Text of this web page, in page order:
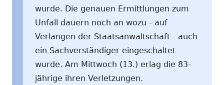
wurde. Die genauen Ermittlungen zum
Unfall dauern noch an wozu - auf
Verlangen der Staatsanwaltschaft - auch
ein Sachverständiger eingeschaltet
wurde. Am Mittwoch (13.) erlag die 83-
jährige ihren Verletzungen.